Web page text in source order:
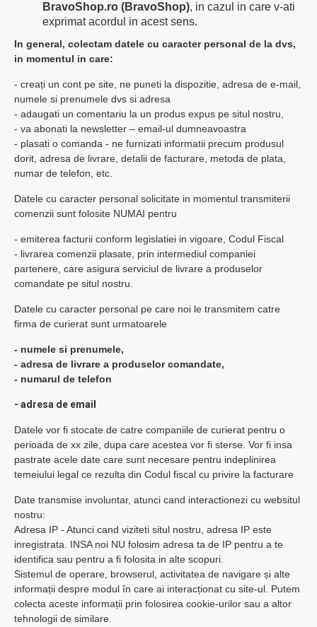
BravoShop.ro (BravoShop), in cazul in care v-ati
exprimat acordul in acest sens.
In general, colectam datele cu caracter personal de la dvs,
in momentul in care:
- creați un cont pe site, ne puneti la dispozitie, adresa de e-mail,
numele si prenumele dvs si adresa
- adaugati un comentariu la un produs expus pe situl nostru,
- va abonati la newsletter – email-ul dumneavoastra
- plasati o comanda - ne furnizati informatii precum produsul
dorit, adresa de livrare, detalii de facturare, metoda de plata,
numar de telefon, etc.
Datele cu caracter personal solicitate in momentul transmiterii
comenzii sunt folosite NUMAI pentru
- emiterea facturii conform legislatiei in vigoare, Codul Fiscal
- livrarea comenzii plasate, prin intermediul companiei
partenere, care asigura serviciul de livrare a produselor
comandate pe situl nostru.
Datele cu caracter personal pe care noi le transmitem catre
firma de curierat sunt urmatoarele
- numele si prenumele,
- adresa de livrare a produselor comandate,
- numarul de telefon
- adresa de email
Datele vor fi stocate de catre companiile de curierat pentru o
perioada de xx zile, dupa care acestea vor fi sterse. Vor fi insa
pastrate acele date care sunt necesare pentru indeplinirea
temeiului legal ce rezulta din Codul fiscal cu privire la facturare
Date transmise involuntar, atunci cand interactionezi cu websitul
nostru:
Adresa IP - Atunci cand viziteti situl nostru, adresa IP este
inregistrata. INSA noi NU folosim adresa ta de IP pentru a te
identifica sau pentru a fi folosita in alte scopuri.
Sistemul de operare, browserul, activitatea de navigare și alte
informații despre modul în care ai interacționat cu site-ul. Putem
colecta aceste informații prin folosirea cookie-urilor sau a altor
tehnologii de similare.